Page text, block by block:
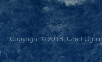
Copyright © 2018. Grad